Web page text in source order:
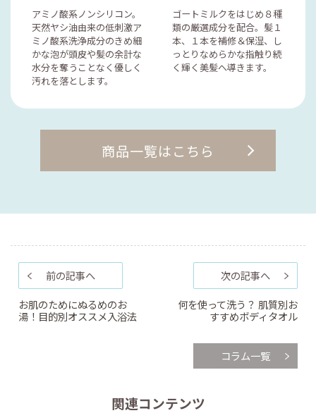
アミノ酸系ノンシリコン。
天然ヤシ油由来の低刺激ア
ミノ酸系洗浄成分のきめ細
かな泡が頭皮や髪の余計な
水分を奪うことなく優しく
汚れを落とします。
ゴートミルクをはじめ８種
類の厳選成分を配合。髪１
本、１本を補修＆保湿、し
っとりなめらかな指触り続
く輝く美髪へ導きます。
商品一覧はこちら
前の記事へ
お肌のためにぬるめのお
湯！目的別オススメ入浴法
次の記事へ
何を使って洗う？ 肌質別お
すすめボディタオル
コラム一覧
関連コンテンツ